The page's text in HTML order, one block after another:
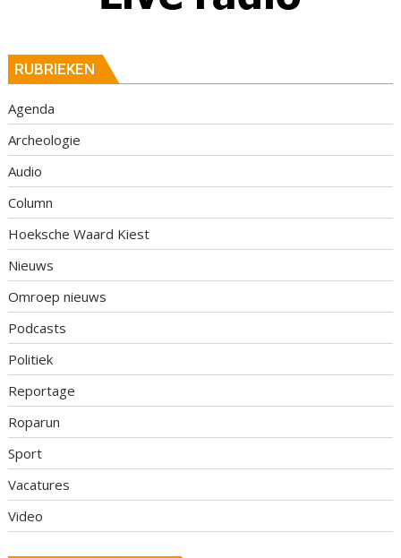
RUBRIEKEN
Agenda
Archeologie
Audio
Column
Hoeksche Waard Kiest
Nieuws
Omroep nieuws
Podcasts
Politiek
Reportage
Roparun
Sport
Vacatures
Video